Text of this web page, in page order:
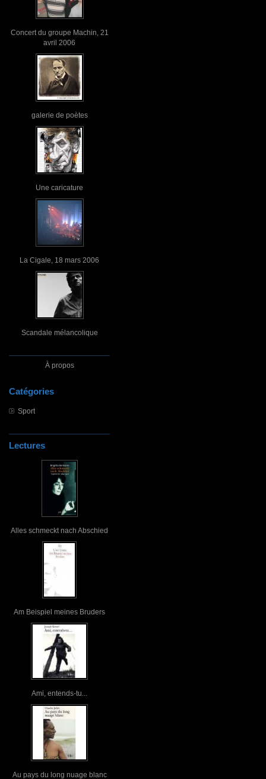
Concert du groupe Machin, 21
avril 2006
galerie de poètes
Une caricature
La Cigale, 18 mars 2006
Scandale mélancolique
À propos
Catégories
Sport
Lectures
Alles schmeckt nach Abschied
Am Beispiel meines Bruders
Ami, entends-tu...
Au pays du long nuage blanc